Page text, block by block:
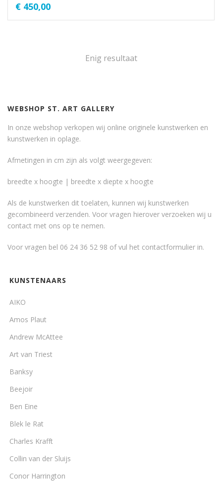
€ 450,00
Enig resultaat
WEBSHOP ST. ART GALLERY
In onze webshop verkopen wij online originele kunstwerken en
kunstwerken in oplage.
Afmetingen in cm zijn als volgt weergegeven:
breedte x hoogte | breedte x diepte x hoogte
Als de kunstwerken dit toelaten, kunnen wij kunstwerken
gecombineerd verzenden. Voor vragen hierover verzoeken wij u
contact met ons op te nemen.
Voor vragen bel 06 24 36 52 98 of vul het contactformulier in.
KUNSTENAARS
AIKO
Amos Plaut
Andrew McAttee
Art van Triest
Banksy
Beejoir
Ben Eine
Blek le Rat
Charles Krafft
Collin van der Sluijs
Conor Harrington